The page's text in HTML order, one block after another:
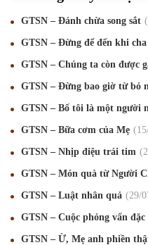
GTSN – Đánh chừa song sắt
GTSN – Đừng để đến khi
GTSN – Chúng ta còn được
GTSN – Đừng bao giờ từ bỏ
GTSN – Bố tôi là một người
GTSN – Bữa cơm của Mẹ 15
GTSN – Nhịp điệu trái tim
GTSN – Món quà từ Người
GTSN – Luật nhân quả 29/
GTSN – Cuộc phỏng vấn đặc
GTSN – Ừ, Mẹ anh phiền
Chúc mừng Giáng sinh và
Mừng Xuân Bính Ngọ 2026 15
Chúc mừng Giáng sinh và
Mừng Xuân Giáp Thìn 2024
Chúc mừng Giáng sinh và
Mừng Xuân Quý Mão 2023
Mừng Xuân Nhâm Dần 2022